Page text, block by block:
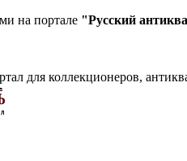
на портале "Русский
для коллекционеров,